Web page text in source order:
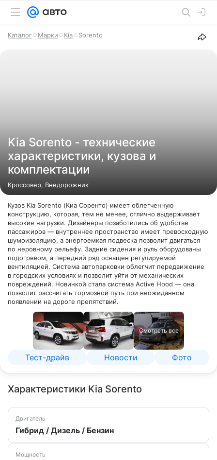
Каталог Марки Kia Sorento
Kia Sorento - технические
характеристики, кузова и
комплектации
Кроссовер, Внедорожник
Кузов Kia Sorento (Киа Соренто) имеет облегченную
конструкцию, которая, тем не менее, отлично выдерживает
высокие нагрузки. Дизайнеры позаботились об удобстве
пассажиров — внутреннее пространство имеет превосходную
шумоизоляцию, а энергоемкая подвеска позволит двигаться
по неровному рельефу. Задние сидения и руль оборудованы
подогревом, а передний ряд оснащен регулируемой
вентиляцией. Система автопарковки облегчит передвижение
в городских условиях и позволит уйти от механических
повреждений. Новинкой стала система Active Hood — она
позволит рассчитать тормозной путь при неожиданном
появлении на дороге препятствий.
Смотреть все
Тест-драйв Новости Фото
Характеристики Kia Sorento
Двигатель
Гибрид / Дизель / Бензин
Мощность